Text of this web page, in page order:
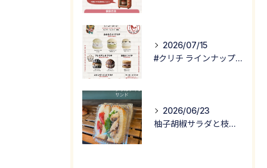
2026/07/15
#クリチ ラインナップ公開！
2026/06/23
柚子胡椒サラダと枝豆サラダが入った